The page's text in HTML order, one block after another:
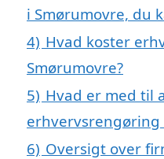
i Smørumovre, du
4) Hvad koster
Smørumovre?
5) Hvad er med til
erhvervsrengøring
6) Oversigt over